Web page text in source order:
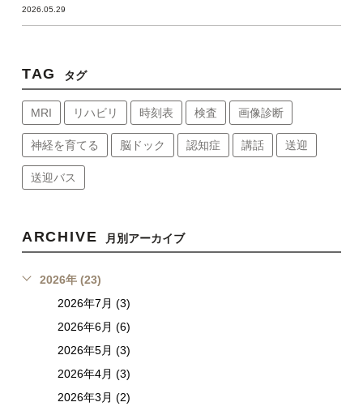
2026.05.29
TAG タグ
MRI リハビリ 時刻表 検査 画像診断
神経を育てる 脳ドック 認知症 講話 送迎
送迎バス
ARCHIVE 月別アーカイブ
2026年 (23)
2026年7月 (3)
2026年6月 (6)
2026年5月 (3)
2026年4月 (3)
2026年3月 (2)